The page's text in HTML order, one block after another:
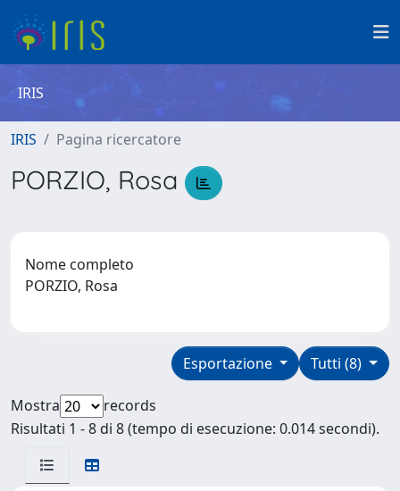
IRIS
IRIS Pagina ricercatore
PORZIO, Rosa
Nome completo
PORZIO, Rosa
Tutti (8)
Esportazione
Mostra
records
Risultati 1 - 8 di 8 (tempo di esecuzione: 0.014 secondi).